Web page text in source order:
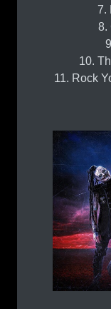
7.
8.
10.
11. Rock